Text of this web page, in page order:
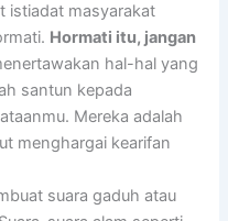
istiadat masyarakat
Hormati itu, jangan
hal-hal yang
santun kepada
Mereka adalah
menghargai kearifan
suara gaduh atau